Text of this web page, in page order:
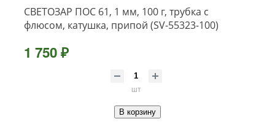
СВЕТОЗАР ПОС 61, 1 мм, 100 г, трубка с
флюсом, катушка, припой (SV-55323-100)
1 750 ₽
шт
В корзину